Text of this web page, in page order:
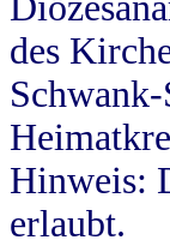
des
Hinweis:
erlaubt.